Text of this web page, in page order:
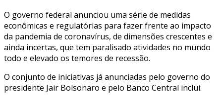
O governo federal anunciou uma série de medidas
econômicas e regulatórias para fazer frente ao impacto
da pandemia de coronavírus, de dimensões crescentes e
ainda incertas, que tem paralisado atividades no mundo
todo e elevado os temores de recessão.
O conjunto de iniciativas já anunciadas pelo governo do
presidente Jair Bolsonaro e pelo Banco Central inclui: